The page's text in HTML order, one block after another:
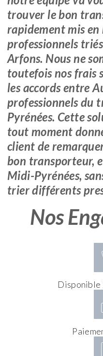
trouver le bon
rapidement mis
professionnels
Arfons. Nous ne
toutefois nos frais
les accords entre
professionnels du
Pyrénées. Cette
tout moment
client de
bon transporteur,
Midi-Pyrénées,
trier différents
Nos
Disponible